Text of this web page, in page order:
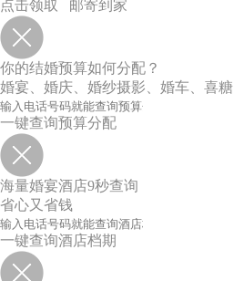
点击领取 邮寄到家
你的结婚预算如何分配？
婚宴、婚庆、婚纱摄影、婚车、喜糖
一键查询预算分配
海量婚宴酒店9秒查询
省心又省钱
一键查询酒店档期